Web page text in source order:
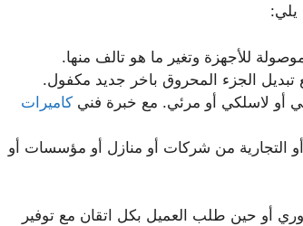
يلي:
للأجهزة وتغير ما هو تالف منها.
تبديل الجزء المحروق باخر جديد مكفول.
أو لاسلكي أو مرئي. مع خبرة فني كاميرات
أو التجارية من شركات أو منازل أو مؤسسات أو
أو حين طلب العميل بكل اتقان مع توفير